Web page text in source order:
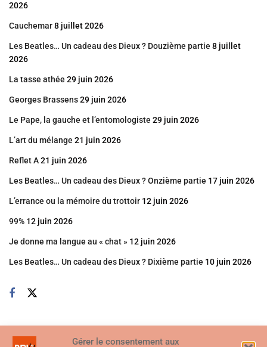
Gérer le consentement aux
2026
Cauchemar8 juillet 2026
Les Beatles… Un cadeau des Dieux ? Douzième partie 8 juillet
2026
La tasse athée 29 juin 2026
Georges Brassens29 juin 2026
Le Pape, la gauche et l’entomologiste 29 juin 2026
L’art du mélange 21 juin 2026
Reflet A21 juin 2026
Les Beatles… Un cadeau des Dieux ? Onzième partie 17 juin 2026
L’errance ou la mémoire du trottoir 12 juin 2026
99% 12 juin 2026
Je donne ma langue au « chat » 12 juin 2026
Les Beatles… Un cadeau des Dieux ? Dixième partie 10 juin 2026